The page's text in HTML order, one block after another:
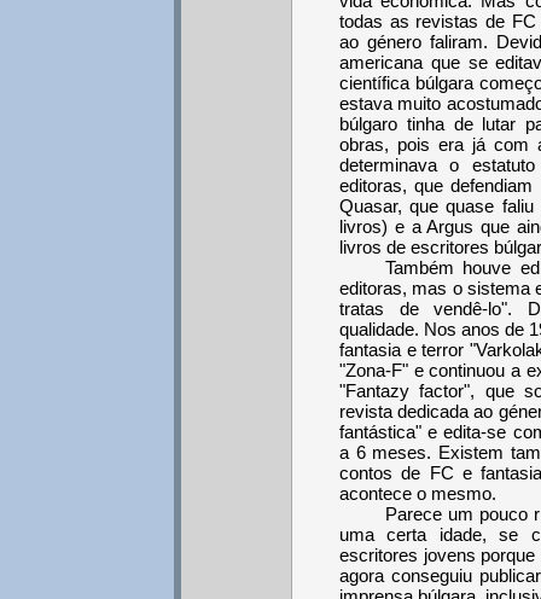
todas as revistas de
ao género faliram.
americana que se
científica búlgara
estava muito
búlgaro tinha de lutar
obras, pois era já com
determinava o
editoras, que
Quasar, que quase
livros) e a Argus que
livros de escritores
Também houve
editoras, mas o sistema
tratas de vendê-lo".
qualidade. Nos anos de
fantasia e terror
"Zona-F" e continuou a
"Fantazy factor", que
revista dedicada ao
fantástica" e edita-se
a 6 meses. Existem
contos de FC e
acontece o mesmo.
Parece um pouco
uma certa idade, se
escritores jovens
agora conseguiu